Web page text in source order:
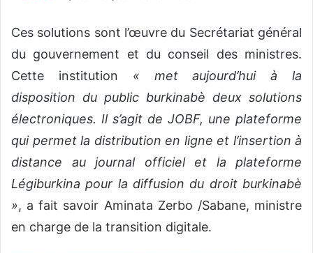
Ces solutions sont l’œuvre du Secrétariat général
du gouvernement et du conseil des ministres.
Cette institution « met aujourd’hui à la
disposition du public burkinabè deux solutions
électroniques. Il s’agit de JOBF, une plateforme
qui permet la distribution en ligne et l’insertion à
distance au journal officiel et la plateforme
Légiburkina pour la diffusion du droit burkinabè
», a fait savoir Aminata Zerbo /Sabane, ministre
en charge de la transition digitale.